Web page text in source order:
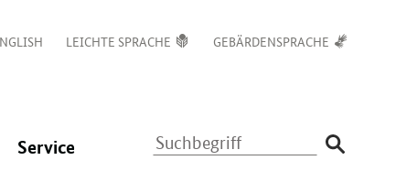
LEICHTE SPRACHE GEBÄRDENSPRACHE
Service Suchbegriff